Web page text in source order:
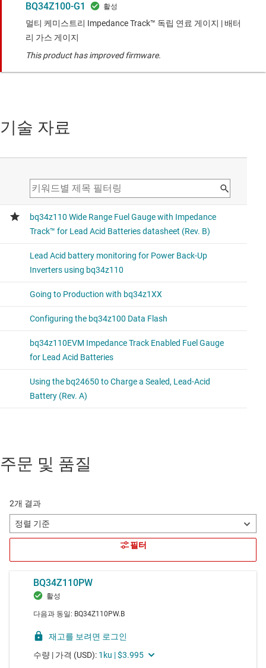
BQ34Z100-G1
멀티 케미스트리 Impedance Track™ 독립 연료 게이지 | 배터
리 가스 게이지
This product has improved firmware.
기술 자료
주문 및 품질